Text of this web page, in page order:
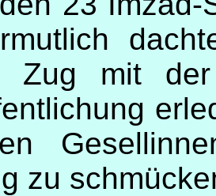
Zug mit der
zu